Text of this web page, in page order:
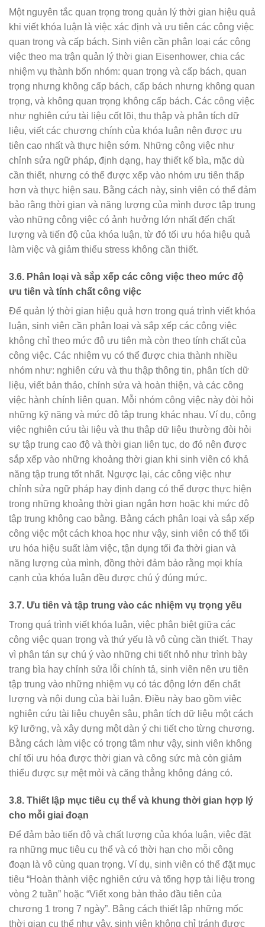
Một nguyên tắc quan trọng trong quản lý thời gian hiệu quả
khi viết khóa luận là việc xác định và ưu tiên các công việc
quan trọng và cấp bách. Sinh viên cần phân loại các công
việc theo ma trận quản lý thời gian Eisenhower, chia các
nhiệm vụ thành bốn nhóm: quan trọng và cấp bách, quan
trọng nhưng không cấp bách, cấp bách nhưng không quan
trọng, và không quan trọng không cấp bách. Các công việc
như nghiên cứu tài liệu cốt lõi, thu thập và phân tích dữ
liệu, viết các chương chính của khóa luận nên được ưu
tiên cao nhất và thực hiện sớm. Những công việc như
chỉnh sửa ngữ pháp, định dạng, hay thiết kế bìa, mặc dù
cần thiết, nhưng có thể được xếp vào nhóm ưu tiên thấp
hơn và thực hiện sau. Bằng cách này, sinh viên có thể đảm
bảo rằng thời gian và năng lượng của mình được tập trung
vào những công việc có ảnh hưởng lớn nhất đến chất
lượng và tiến độ của khóa luận, từ đó tối ưu hóa hiệu quả
làm việc và giảm thiểu stress không cần thiết.
3.6. Phân loại và sắp xếp các công việc theo mức độ
ưu tiên và tính chất công việc
Để quản lý thời gian hiệu quả hơn trong quá trình viết khóa
luận, sinh viên cần phân loại và sắp xếp các công việc
không chỉ theo mức độ ưu tiên mà còn theo tính chất của
công việc. Các nhiệm vụ có thể được chia thành nhiều
nhóm như: nghiên cứu và thu thập thông tin, phân tích dữ
liệu, viết bản thảo, chỉnh sửa và hoàn thiện, và các công
việc hành chính liên quan. Mỗi nhóm công việc này đòi hỏi
những kỹ năng và mức độ tập trung khác nhau. Ví dụ, công
việc nghiên cứu tài liệu và thu thập dữ liệu thường đòi hỏi
sự tập trung cao độ và thời gian liên tục, do đó nên được
sắp xếp vào những khoảng thời gian khi sinh viên có khả
năng tập trung tốt nhất. Ngược lại, các công việc như
chỉnh sửa ngữ pháp hay định dạng có thể được thực hiện
trong những khoảng thời gian ngắn hơn hoặc khi mức độ
tập trung không cao bằng. Bằng cách phân loại và sắp xếp
công việc một cách khoa học như vậy, sinh viên có thể tối
ưu hóa hiệu suất làm việc, tận dụng tối đa thời gian và
năng lượng của mình, đồng thời đảm bảo rằng mọi khía
cạnh của khóa luận đều được chú ý đúng mức.
3.7. Ưu tiên và tập trung vào các nhiệm vụ trọng yếu
Trong quá trình viết khóa luận, việc phân biệt giữa các
công việc quan trọng và thứ yếu là vô cùng cần thiết. Thay
vì phân tán sự chú ý vào những chi tiết nhỏ như trình bày
trang bìa hay chỉnh sửa lỗi chính tả, sinh viên nên ưu tiên
tập trung vào những nhiệm vụ có tác động lớn đến chất
lượng và nội dung của bài luận. Điều này bao gồm việc
nghiên cứu tài liệu chuyên sâu, phân tích dữ liệu một cách
kỹ lưỡng, và xây dựng một dàn ý chi tiết cho từng chương.
Bằng cách làm việc có trọng tâm như vậy, sinh viên không
chỉ tối ưu hóa được thời gian và công sức mà còn giảm
thiểu được sự mệt mỏi và căng thẳng không đáng có.
3.8. Thiết lập mục tiêu cụ thể và khung thời gian hợp lý
cho mỗi giai đoạn
Để đảm bảo tiến độ và chất lượng của khóa luận, việc đặt
ra những mục tiêu cụ thể và có thời hạn cho mỗi công
đoạn là vô cùng quan trọng. Ví dụ, sinh viên có thể đặt mục
tiêu “Hoàn thành việc nghiên cứu và tổng hợp tài liệu trong
vòng 2 tuần” hoặc “Viết xong bản thảo đầu tiên của
chương 1 trong 7 ngày”. Bằng cách thiết lập những mốc
thời gian cụ thể như vậy, sinh viên không chỉ tránh được